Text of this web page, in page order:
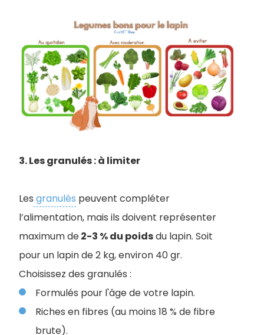
3. Les granulés : à limiter
Les granulés peuvent compléter
l’alimentation, mais ils doivent représenter
maximum de2-3 % du poidsdu lapin. Soit
pour un lapin de 2 kg, environ 40 gr.
Choisissez des granulés :
Formulés pour l'âge de votre lapin.
Riches en fibres (au moins 18 % de fibre
brute).